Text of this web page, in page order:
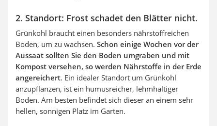
2. Standort: Frost schadet den Blätter nicht.
Grünkohl braucht einen besonders nährstoffreichen
Boden, um zu wachsen. Schon einige Wochen vor der
Aussaat sollten Sie den Boden umgraben und mit
Kompost versehen, so werden Nährstoffe in der Erde
angereichert. Ein idealer Standort um Grünkohl
anzupflanzen, ist ein humusreicher, lehmhaltiger
Boden. Am besten befindet sich dieser an einem sehr
hellen, sonnigen Platz im Garten.